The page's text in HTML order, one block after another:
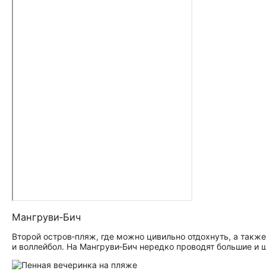
Мангруви‑Бич
Второй остров‑пляж, где можно цивильно отдохнуть, а
и воллейбол. На Мангруви‑Бич нередко проводят большие